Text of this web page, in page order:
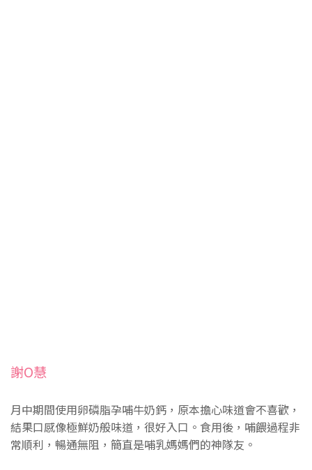
謝O慧
月中期間使用卵磷脂孕哺牛奶鈣，原本擔心味道會不喜歡，
結果口感像極鮮奶般味道，很好入口。食用後，哺餵過程非
常順利，暢通無阻，簡直是哺乳媽媽們的神隊友。